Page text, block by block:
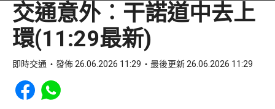
交通意外︰干諾道中去上
環(11:29最新)
即時交通 發佈 26.06.2026 11:29 最後更新 26.06.2026 11:29
Share to Facebook
Share to WhatsApp